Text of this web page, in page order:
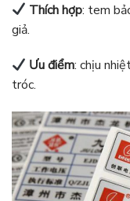
Thích hợp: tem
giả.
Ưu điểm: chịu
tróc.